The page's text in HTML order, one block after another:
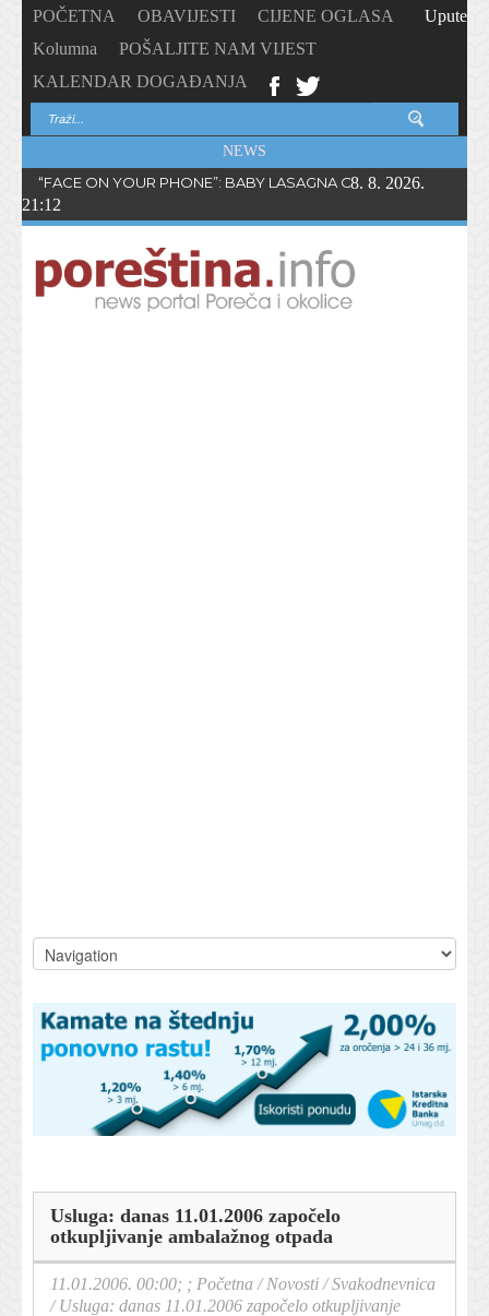
POČETNA OBAVIJESTI
CIJENE OGLASA
Kolumna
POŠALJITE NAM VIJEST
KALENDAR DOGAĐANJA
Upute
NEWS
“FACE ON YOUR PHONE”: BABY LASAGNA OBJAVIO NOVI
8. 8. 2026.
21:12
Usluga: danas 11.01.2006 započelo
otkupljivanje ambalažnog otpada
11.01.2006. 00:00; ; Početna /Novosti /Svakodnevnica
/Usluga: danas 11.01.2006 započelo otkupljivanje